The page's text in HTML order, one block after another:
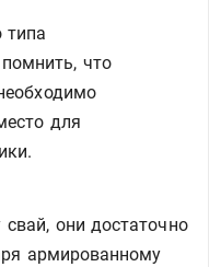
типа
что
для
они достаточно
армированному